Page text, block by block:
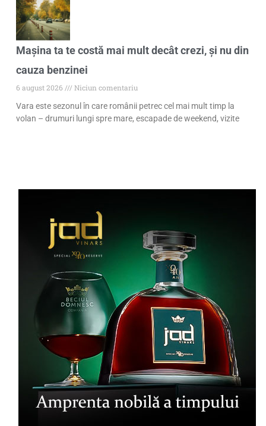
Mașina ta te costă mai mult decât crezi, și nu din
cauza benzinei
6 august 2026
Niciun comentariu
Vara este sezonul în care românii petrec cel mai mult timp la
volan – drumuri lungi spre mare, escapade de weekend, vizite